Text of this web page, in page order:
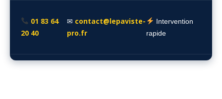
01 83 64
20 40
✉ contact@lepaviste-
pro.fr
Intervention
rapide